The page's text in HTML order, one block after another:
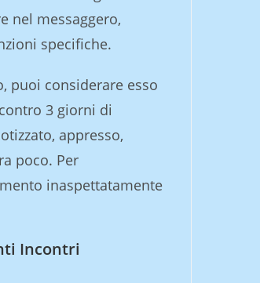
nel messaggero,
specifiche.
puoi considerare esso
3 giorni di
appresso,
poco. Per
inaspettatamente
Incontri